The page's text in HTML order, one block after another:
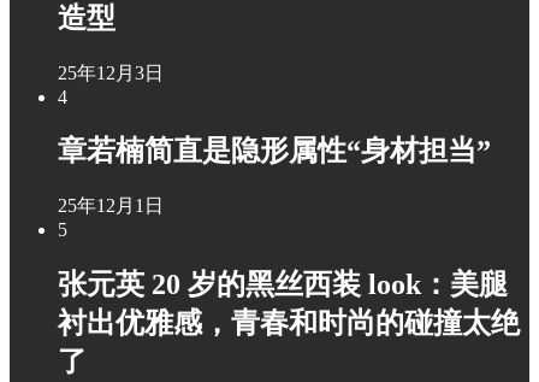
造型
25年12月3日
4
章若楠简直是隐形属性“身材担当”
25年12月1日
5
张元英 20 岁的黑丝西装 look：美腿
衬出优雅感，青春和时尚的碰撞太绝
了